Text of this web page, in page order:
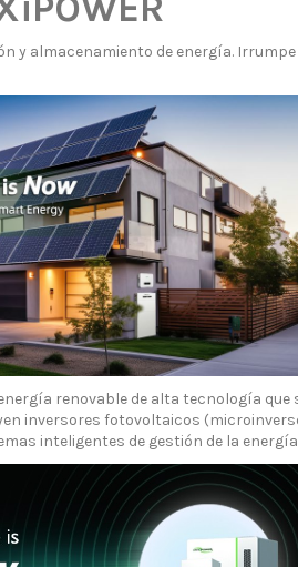
almacenamiento de energía.
renovable de alta tecnología
inversores fotovoltaicos
inteligentes de gestión de la